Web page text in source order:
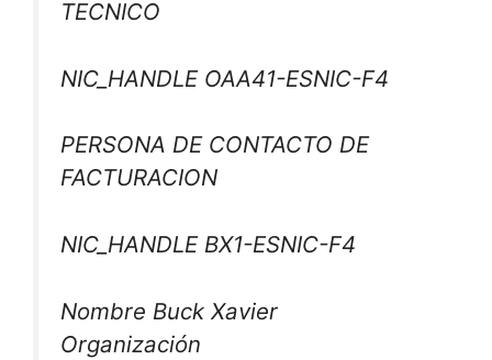
TECNICO
NIC_HANDLE OAA41-ESNIC-F4
PERSONA DE CONTACTO DE
FACTURACION
NIC_HANDLE BX1-ESNIC-F4
Nombre Buck Xavier
Organización